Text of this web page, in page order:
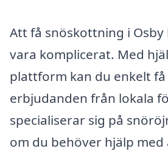
Att få snöskottning i
vara komplicerat. Med
plattform kan du enkelt
erbjudanden från lokala
specialiserar sig på
om du behöver hjälp